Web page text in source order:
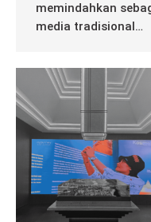
memindahkan
media tradisional…